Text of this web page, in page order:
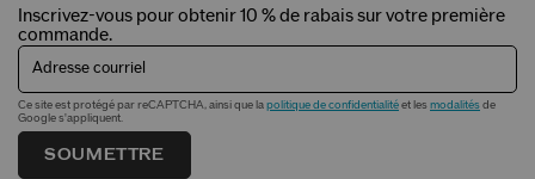
Inscrivez-vous pour obtenir 10 % de rabais sur votre première
commande.
Adresse courriel
Ce site est protégé par reCAPTCHA, ainsi que la politique de confidentialité et les modalités de
Google s'appliquent.
SOUMETTRE